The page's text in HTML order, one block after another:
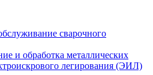
сварочного
и обработка металлических
легирования (ЭИЛ)